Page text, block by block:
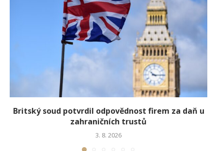
Britský soud potvrdil odpovědnost firem za daň u
zahraničních trustů
3. 8. 2026